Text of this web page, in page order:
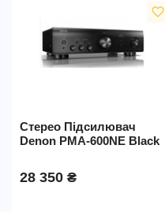
favorite_border
Стерео Підсилювач
Denon PMA-600NE Black
28 350 ₴